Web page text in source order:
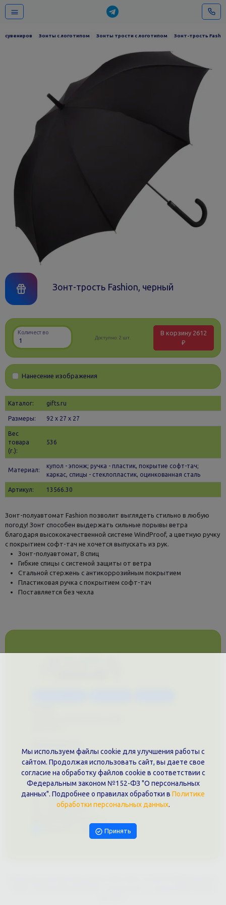
сувениров Зонты с логотипом Зонты трости с логотипом Зонт-трость
Зонт-трость Fashion, черный
Количество
Доступно: 2 шт.
В корзину 2612
₽
Нанесение изображения
Каталог: gifts.ru
Размеры: 92 х 27 x 27
Вес
товара
(г.):
536
Материал:
купол - эпонж; ручка - пластик, покрытие софт-тач;
каркас, спицы - стеклопластик, оцинкованная сталь
Артикул: 13566.30
Зонт-полуавтомат Fashion позволит выглядеть стильно в любую
погоду! Зонт способен выдержать сильные порывы ветра
благодаря высококачественной системе WindProof, а цветную ручку
с покрытием софт-тач не хочется выпускать из рук.
Зонт-полуавтомат, 8 спиц
Гибкие спицы с системой защиты от ветра
Стальной стержень с антикоррозийным покрытием
Пластиковая ручка с покрытием софт-тач
Поставляется без чехла
Политика обработки персональных данных
Публичная оферта
Контакты филиала
г. Краснодар, ул. Шоссе Нефтяников, 28, оф. 51
+7 (861)202-09-02
+7 (909)466-00-16
Написать в Telegram
Мы используем файлы cookie для улучшения работы с
сайтом. Продолжая использовать сайт, вы даете свое
согласие на обработку файлов cookie в соответствии с
Федеральным законом №152-ФЗ "О персональных
данных". Подробнее о правилах обработки в Политике
обработки персональных данных.
Принять